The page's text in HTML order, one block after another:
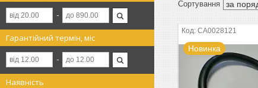
Гарантійний термін, міс
Наявність
CA0028121
Новинка